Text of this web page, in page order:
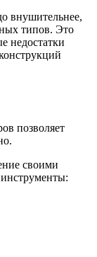
внушительнее,
типов. Это
недостатки
позволяет
своими